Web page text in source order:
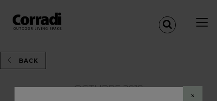
×
BACK
OCTUBRE 2018